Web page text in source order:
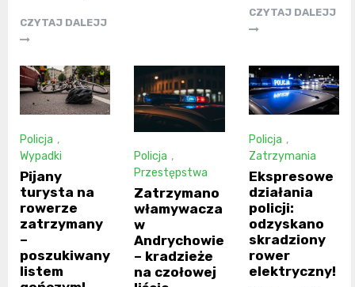
CZYTAJ DALEJJ
CZYTAJ DALEJJ
Policja ,
Wypadki
Pijany
turysta na
rowerze
zatrzymany
–
poszukiwany
listem
Policja ,
Przestępstwa
Zatrzymano
włamywacza
w
Andrychowie
– kradzieże
na czołowej
Policja ,
Zatrzymania
Ekspresowe
działania
policji:
odzyskano
skradziony
rower
elektryczny!